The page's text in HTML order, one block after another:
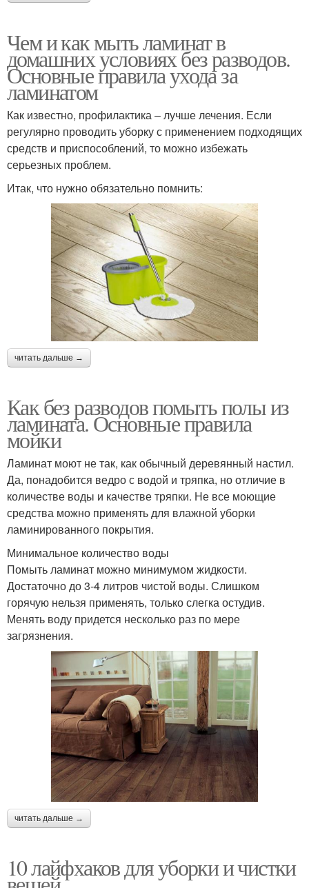
Чем и как мыть ламинат в
домашних условиях без разводов.
Основные правила ухода за
ламинатом
Как известно, профилактика – лучше лечения. Если
регулярно проводить уборку с применением подходящих
средств и приспособлений, то можно избежать
серьезных проблем.
Итак, что нужно обязательно помнить:
читать дальше →
Как без разводов помыть полы из
ламината. Основные правила
мойки
Ламинат моют не так, как обычный деревянный настил.
Да, понадобится ведро с водой и тряпка, но отличие в
количестве воды и качестве тряпки. Не все моющие
средства можно применять для влажной уборки
ламинированного покрытия.
Минимальное количество воды
Помыть ламинат можно минимумом жидкости.
Достаточно до 3-4 литров чистой воды. Слишком
горячую нельзя применять, только слегка остудив.
Менять воду придется несколько раз по мере
загрязнения.
читать дальше →
10 лайфхаков для уборки и чистки